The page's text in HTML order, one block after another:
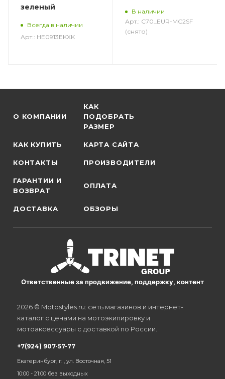
зеленый
Всегда в наличии
Арт.: HE0913EKXK
В наличии
Арт.: C70_EUR-MC2SF
(снято)
О КОМПАНИИ
КАК
ПОДОБРАТЬ
РАЗМЕР
КАК КУПИТЬ КАРТА САЙТА
КОНТАКТЫ ПРОИЗВОДИТЕЛИ
ГАРАНТИИ И
ВОЗВРАТ
ОПЛАТА
ДОСТАВКА ОБЗОРЫ
Ответственные за продвижение, поддержку, контент
2026 © Motostyles.ru: сеть магазинов и интернет-
каталог с ценами на мотоэкипировку и
мотоаксессуары с доставкой по России.
+7(924) 907-57-77
Екатеринбург, г. , ул. Восточная, 51
10:00 - 21:00 без выходных